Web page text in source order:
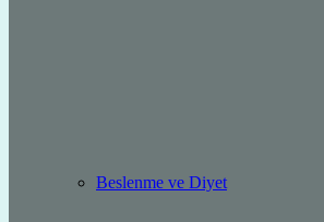
Beslenme ve Diyet